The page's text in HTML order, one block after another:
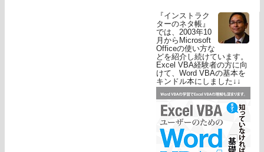
『インストラク
ターのネタ帳』
では、2003年10
月からMicrosoft
Officeの使い方な
どを紹介し続けています。
Excel VBA経験者の方に向
けて、Word VBAの基本を
キンドル本にしました↓↓